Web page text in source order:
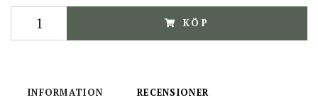
KÖP
INFORMATION RECENSIONER